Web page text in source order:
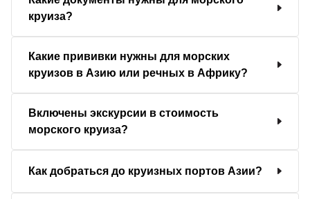
круиза?
Какие прививки нужны для морских
круизов в Азию или речных в Африку?
Включены экскурсии в стоимость
морского круиза?
Как добраться до круизных портов Азии?